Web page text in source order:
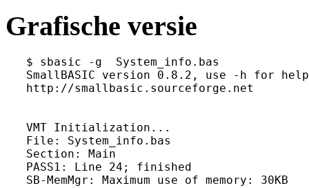
Grafische versie
   $ sbasic -g  System_info.bas
   SmallBASIC version 0.8.2, use -h for help
   http://smallbasic.sourceforge.net
   VMT Initialization...
   File: System_info.bas
   Section: Main
   PASS1: Line 24; finished
   SB-MemMgr: Maximum use of memory: 30KB